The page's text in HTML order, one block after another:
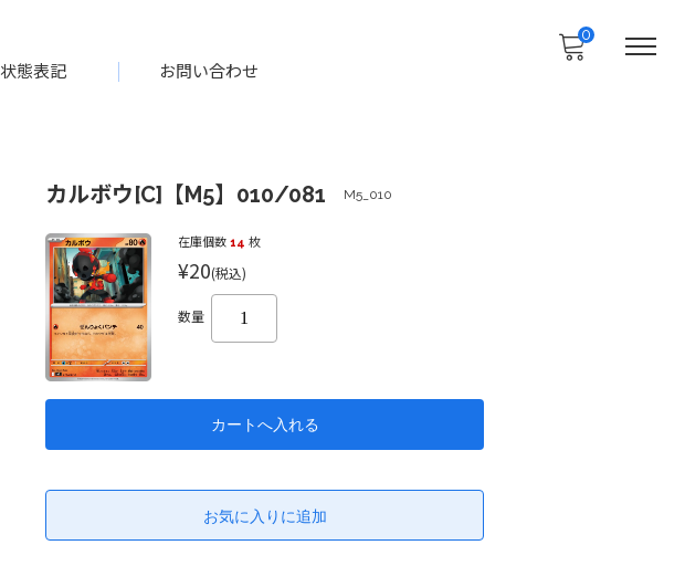
状態表記 お問い合わせ
0
カルボウ[C]【M5】010/081 M5_010
在庫個数14 枚
¥20(税込)
数量